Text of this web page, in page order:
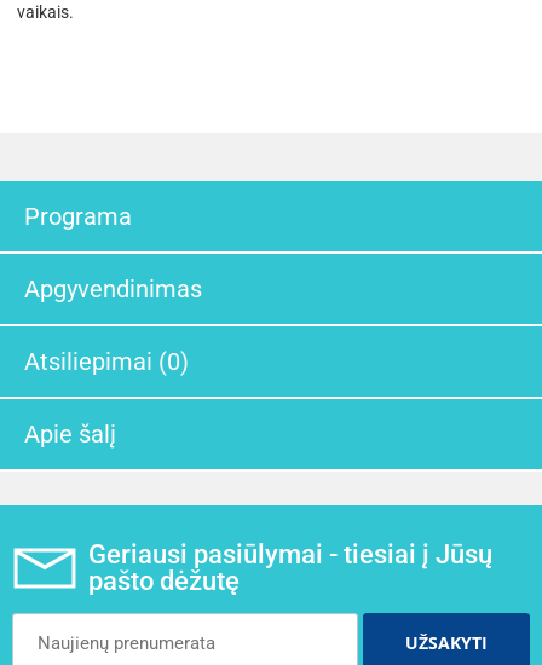
vaikais.
Programa
Apgyvendinimas
Atsiliepimai (0)
Apie šalį
Geriausi pasiūlymai - tiesiai į Jūsų
pašto dėžutę
UŽSAKYTI